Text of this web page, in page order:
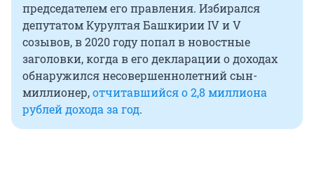
председателем его правления. Избирался
депутатом Курултая Башкирии IV и V
созывов, в 2020 году попал в новостные
заголовки, когда в его декларации о доходах
обнаружился несовершеннолетний сын-
миллионер,отчитавшийся о 2,8 миллиона
рублей дохода за год.